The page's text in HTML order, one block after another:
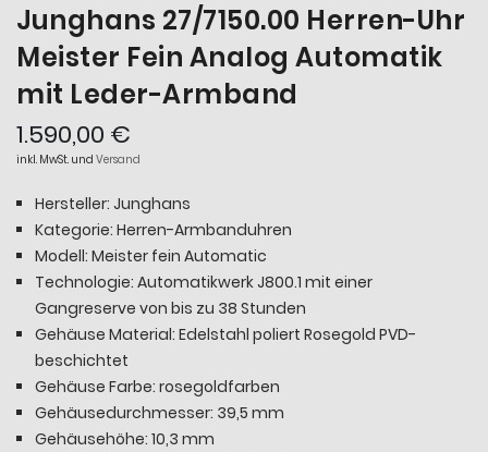
Junghans 27/7150.00 Herren-Uhr
Meister Fein Analog Automatik
mit Leder-Armband
1.590,00 €
inkl. MwSt. und Versand
Hersteller: Junghans
Kategorie: Herren-Armbanduhren
Modell: Meister fein Automatic
Technologie: Automatikwerk J800.1 mit einer
Gangreserve von bis zu 38 Stunden
Gehäuse Material: Edelstahl poliert Rosegold PVD-
beschichtet
Gehäuse Farbe: rosegoldfarben
Gehäusedurchmesser: 39,5 mm
Gehäusehöhe: 10,3 mm